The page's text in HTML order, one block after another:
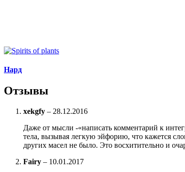
Нард
Отзывы
xekgfy – 28.12.2016
Даже от мысли -«написать комментарий к
тела, вызывая легкую эйфорию, что кажется
других масел не было. Это восхитительно и
Fairy – 10.01.2017